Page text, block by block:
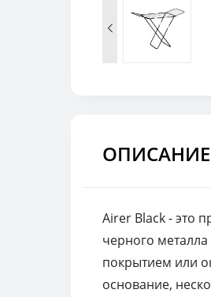

Airer Black - это
черного
покрытием или
основание,